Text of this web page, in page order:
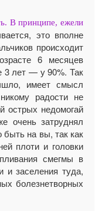
В принципе, ежели
это вполне
происходит
6 месяцев
3 лет — у 90%. Так
имеет смысл
радости не
острых недомогай
очень затруднял
быть на вы, так как
плоти и головки
смегмы в
и заселения туда,
болезнетворных